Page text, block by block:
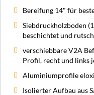
Bereifung 14" für
Siebdruckholzboden
beschichtet und
verschiebbare V2A
Profil, recht und links
Aluminiumprofile
Isolierter Aufbau aus